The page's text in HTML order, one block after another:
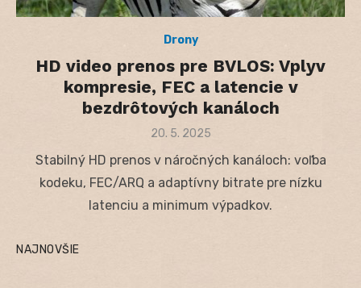
Drony
HD video prenos pre BVLOS: Vplyv
kompresie, FEC a latencie v
bezdrôtových kanáloch
Posted
20. 5. 2025
Stabilný HD prenos v náročných kanáloch: voľba
kodeku, FEC/ARQ a adaptívny bitrate pre nízku
latenciu a minimum výpadkov.
NAJNOVŠIE